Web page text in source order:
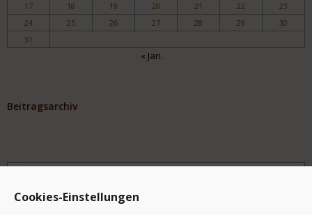
Cookies-Einstellungen
17
18 19 20 21 22
23
24
25 26 27 28 29
30
31
« Jan.
Beitragsarchiv
Archiv